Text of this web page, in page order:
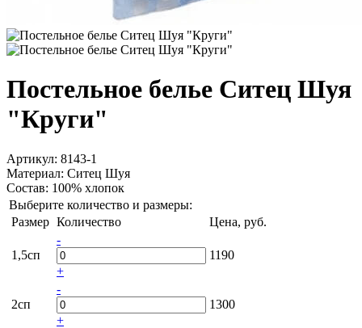
Постельное белье Ситец Шуя
"Круги"
Артикул: 8143-1
Материал: Ситец Шуя
Состав: 100% хлопок
Выберите количество и размеры:
Размер Количество Цена, руб.
1,5сп
-
+
1190
2сп
-
+
1300